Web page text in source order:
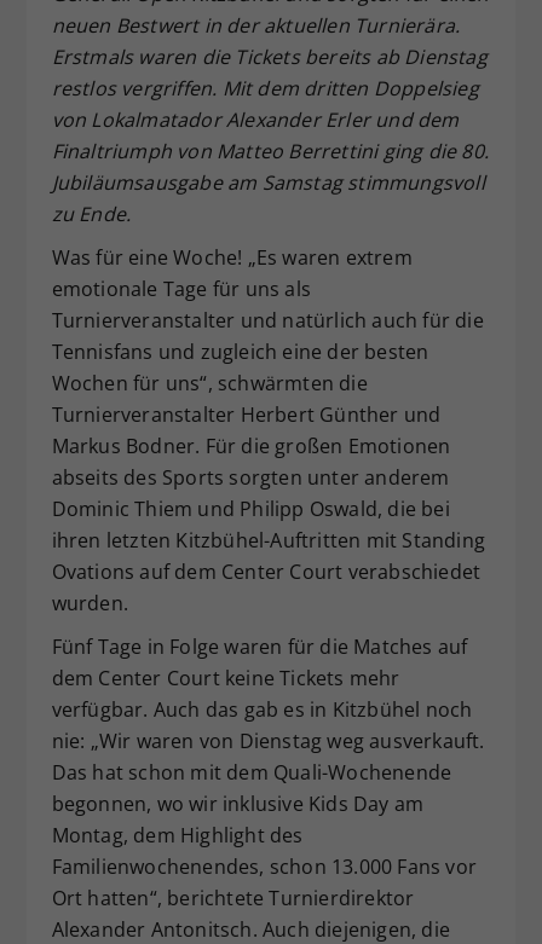
neuen Bestwert in der aktuellen Turnierära.
Erstmals waren die Tickets bereits ab Dienstag
restlos vergriffen. Mit dem dritten Doppelsieg
von Lokalmatador Alexander Erler und dem
Finaltriumph von Matteo Berrettini ging die 80.
Jubiläumsausgabe am Samstag stimmungsvoll
zu Ende.
Was für eine Woche! „Es waren extrem
emotionale Tage für uns als
Turnierveranstalter und natürlich auch für die
Tennisfans und zugleich eine der besten
Wochen für uns“, schwärmten die
Turnierveranstalter Herbert Günther und
Markus Bodner. Für die großen Emotionen
abseits des Sports sorgten unter anderem
Dominic Thiem und Philipp Oswald, die bei
ihren letzten Kitzbühel-Auftritten mit Standing
Ovations auf dem Center Court verabschiedet
wurden.
Fünf Tage in Folge waren für die Matches auf
dem Center Court keine Tickets mehr
verfügbar. Auch das gab es in Kitzbühel noch
nie: „Wir waren von Dienstag weg ausverkauft.
Das hat schon mit dem Quali-Wochenende
begonnen, wo wir inklusive Kids Day am
Montag, dem Highlight des
Familienwochenendes, schon 13.000 Fans vor
Ort hatten“, berichtete Turnierdirektor
Alexander Antonitsch. Auch diejenigen, die
Zweck
Dieser Wert speichert Ihre Consent-
Einstellungen. Unter anderem eine
zufällig generierte ID, für die
historische Speicherung Ihrer
Webseiten-Betreiber dies eingestellt
hat.